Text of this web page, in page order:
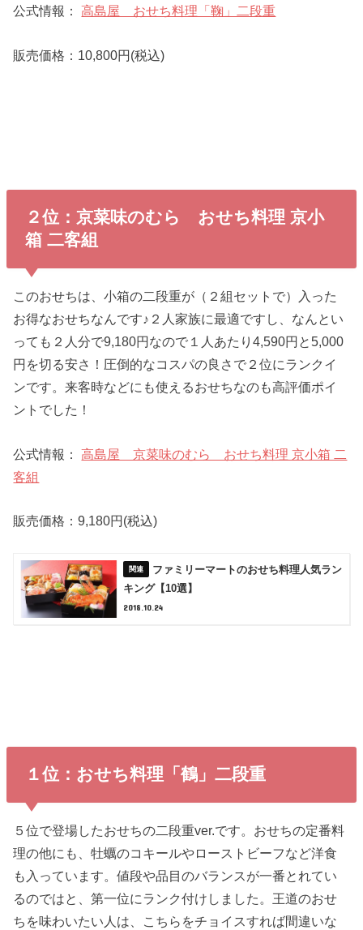
公式情報：高島屋 おせち料理「鞠」二段重
販売価格：10,800円(税込)
２位：京菜味のむら おせち料理 京小
箱 二客組
このおせちは、小箱の二段重が（２組セットで）入った
お得なおせちなんです♪２人家族に最適ですし、なんとい
っても２人分で9,180円なので１人あたり4,590円と5,000
円を切る安さ！圧倒的なコスパの良さで２位にランクイ
ンです。来客時などにも使えるおせちなのも高評価ポイ
ントでした！
公式情報：高島屋 京菜味のむら おせち料理 京小箱 二
客組
販売価格：9,180円(税込)
ファミリーマートのおせち料理人気ラン
キング【10選】
2018.10.24
１位：おせち料理「鶴」二段重
５位で登場したおせちの二段重ver.です。おせちの定番料
理の他にも、牡蠣のコキールやローストビーフなど洋食
も入っています。値段や品目のバランスが一番とれてい
るのではと、第一位にランク付けしました。王道のおせ
ちを味わいたい人は、こちらをチョイスすれば間違いな